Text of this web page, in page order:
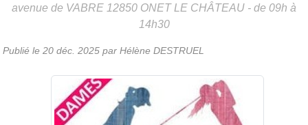
avenue de VABRE 12850 ONET LE CHÂTEAU - de 09h à
14h30
Publié le 20 déc. 2025 par Hélène DESTRUEL